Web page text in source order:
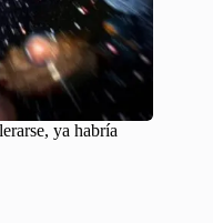
ya habría